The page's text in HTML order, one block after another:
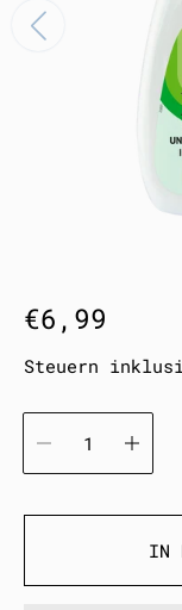
R
e
u
€6,99
Steuern
Menge:
IN